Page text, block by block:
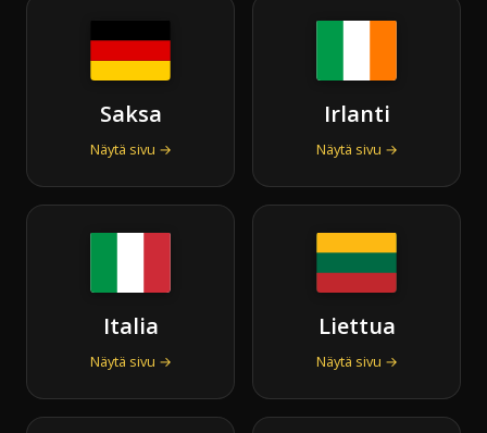
Saksa
Näytä sivu →
Irlanti
Näytä sivu →
Italia
Näytä sivu →
Liettua
Näytä sivu →